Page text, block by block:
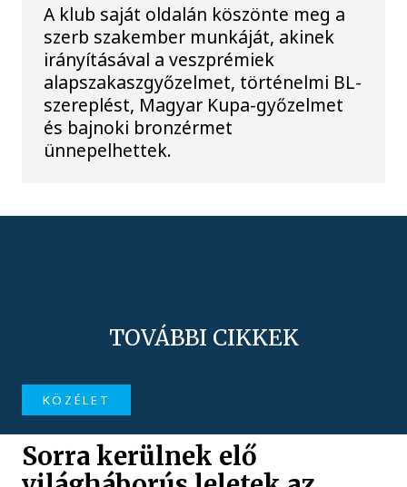
A klub saját oldalán köszönte meg a
szerb szakember munkáját, akinek
irányításával a veszprémiek
alapszakaszgyőzelmet, történelmi BL-
szereplést, Magyar Kupa-győzelmet
és bajnoki bronzérmet
ünnepelhettek.
TOVÁBBI CIKKEK
KÖZÉLET
Sorra kerülnek elő